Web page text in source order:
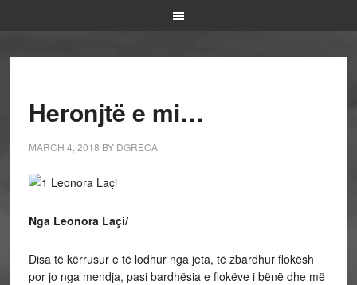
Heronjtë e mi…
MARCH 4, 2018 BY DGRECA
Nga Leonora Laçi/
Disa të kërrusur e të lodhur nga jeta, të zbardhur flokësh
por jo nga mendja, pasi bardhësia e flokëve i bënë dhe më